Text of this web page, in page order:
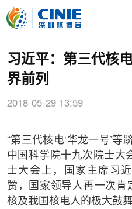
习近平：第三代核
界前列
2018-05-29 13:59
“第三代核电‘华龙一号’等
中国科学院十九次院士大
士大会上，国家主席习
赞，国家领导人再一次肯
核及我国核电人的极大鼓舞